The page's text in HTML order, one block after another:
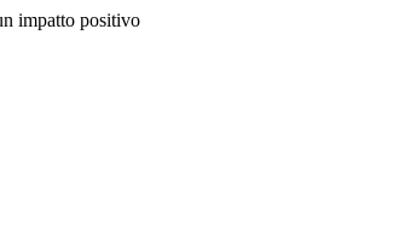
impatto positivo